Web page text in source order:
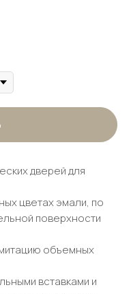
дверей для
цветах эмали, по
поверхности
объемных
вставками и